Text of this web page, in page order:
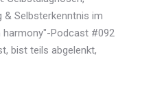
& Selbsterkenntnis im
harmony"-Podcast #092
bist teils abgelenkt,